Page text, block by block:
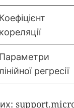
Коефіцієнт
кореляції
Параметри
регресії